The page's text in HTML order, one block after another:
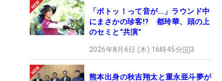
「ボトッ！って音が…」ラウンド中
にまさかの珍客!? 都玲華、頭の上
のセミと“共演”
2026年8月6日 (木) 16時45分 3
熊本出身の秋吉翔太と重永亜斗夢が